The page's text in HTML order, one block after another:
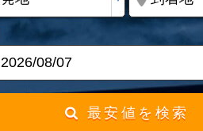
最安値を検索